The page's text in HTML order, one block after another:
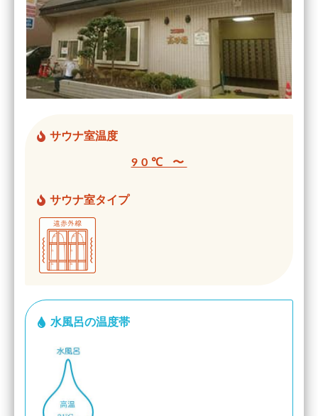
サウナ室温度
90℃ 〜
サウナ室タイプ
水風呂の温度帯